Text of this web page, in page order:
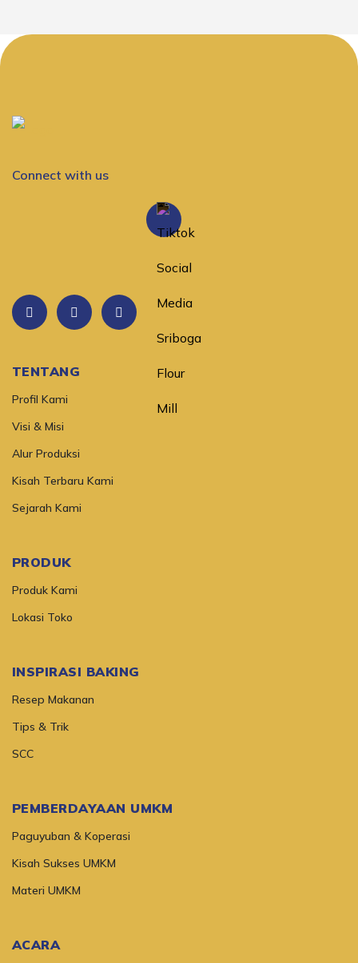
Connect with us
TENTANG
Profil Kami
Visi & Misi
Alur Produksi
Kisah Terbaru Kami
Sejarah Kami
PRODUK
Produk Kami
Lokasi Toko
INSPIRASI BAKING
Resep Makanan
Tips & Trik
SCC
PEMBERDAYAAN UMKM
Paguyuban & Koperasi
Kisah Sukses UMKM
Materi UMKM
ACARA